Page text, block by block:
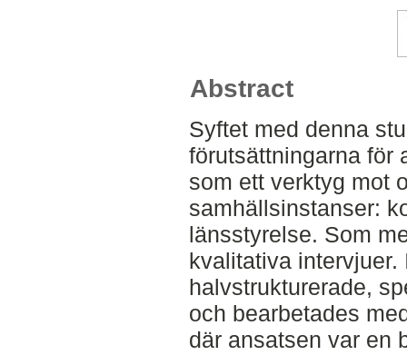
Abstract
Syftet med denna
förutsättningarna för
som ett verktyg mot
samhällsinstanser:
länsstyrelse. Som
kvalitativa intervjuer.
halvstrukturerade,
och bearbetades
där ansatsen var en